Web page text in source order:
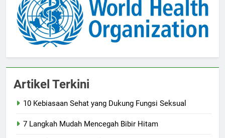
Artikel Terkini
10 Kebiasaan Sehat yang Dukung Fungsi Seksual
7 Langkah Mudah Mencegah Bibir Hitam